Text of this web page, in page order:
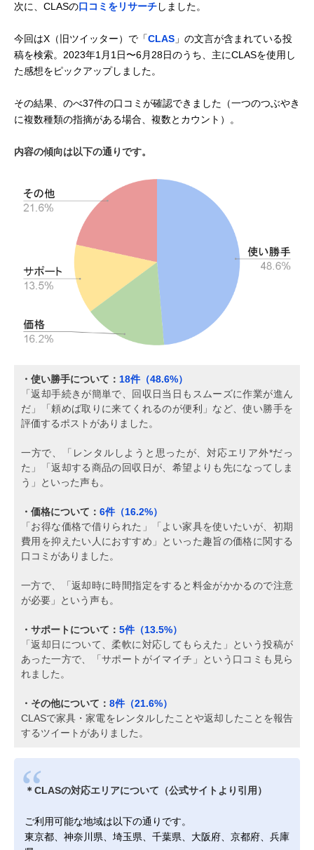
次に、CLASの口コミをリサーチしました。
今回はX（旧ツイッター）で「CLAS 」の文言が含まれている投
稿を検索。2023年1月1日〜6月28日のうち、主にCLASを使用し
た感想をピックアップしました。
その結果、のべ37件の口コミが確認できました（一つのつぶやき
に複数種類の指摘がある場合、複数とカウント）。
内容の傾向は以下の通りです。
・使い勝手について： 18件（48.6%）
「返却手続きが簡単で、回収日当日もスムーズに作業が進ん
だ」「頼めば取りに来てくれるのが便利」など、使い勝手を
評価するポストがありました。
一方で、「レンタルしようと思ったが、対応エリア外*だっ
た」「返却する商品の回収日が、希望よりも先になってしま
う」といった声も。
・価格について： 6件（16.2%）
「お得な価格で借りられた」「よい家具を使いたいが、初期
費用を抑えたい人におすすめ」といった趣旨の価格に関する
口コミがありました。
一方で、「返却時に時間指定をすると料金がかかるので注意
が必要」という声も。
・サポートについて： 5件（13.5%）
「返却日について、柔軟に対応してもらえた」という投稿が
あった一方で、「サポートがイマイチ」という口コミも見ら
れました。
・その他について： 8件（21.6%）
CLASで家具・家電をレンタルしたことや返却したことを報告
するツイートがありました。
＊CLASの対応エリアについて（公式サイトより引用）
ご利用可能な地域は以下の通りです。
東京都、神奈川県、埼玉県、千葉県、大阪府、京都府、兵庫